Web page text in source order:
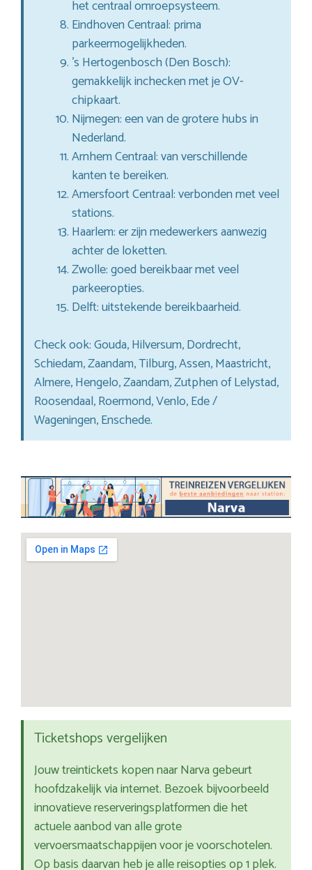
het centraal omroepsysteem.
Eindhoven Centraal: prima
parkeermogelijkheden.
’s Hertogenbosch (Den Bosch):
gemakkelijk inchecken met je OV-
chipkaart.
Nijmegen: een van de grotere hubs in
Nederland.
Arnhem Centraal: van verschillende
kanten te bereiken.
Amersfoort Centraal: verbonden met veel
stations.
Haarlem: er zijn medewerkers aanwezig
achter de loketten.
Zwolle: goed bereikbaar met veel
parkeeropties.
Delft: uitstekende bereikbaarheid.
Check ook: Gouda, Hilversum, Dordrecht,
Schiedam, Zaandam, Tilburg, Assen, Maastricht,
Almere, Hengelo, Zaandam, Zutphen of Lelystad,
Roosendaal, Roermond, Venlo, Ede /
Wageningen, Enschede.
Ticketshops vergelijken
Jouw treintickets kopen naar Narva gebeurt
hoofdzakelijk via internet. Bezoek bijvoorbeeld
innovatieve reserveringsplatformen die het
actuele aanbod van alle grote
vervoersmaatschappijen voor je voorschotelen.
Op basis daarvan heb je alle reisopties op 1 plek.